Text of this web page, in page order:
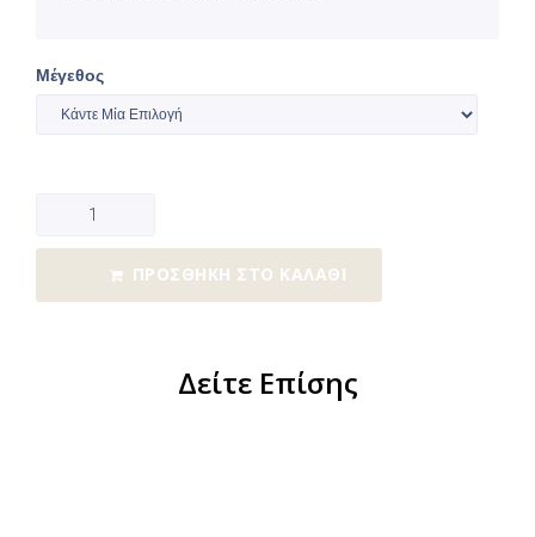
Μέγεθος
ΠΡΟΣΘΉΚΗ ΣΤΟ ΚΑΛΆΘΙ
Δείτε Επίσης